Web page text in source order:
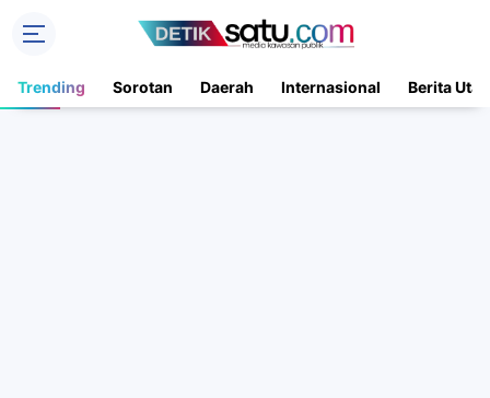
Trending Sorotan Daerah Internasional Berita